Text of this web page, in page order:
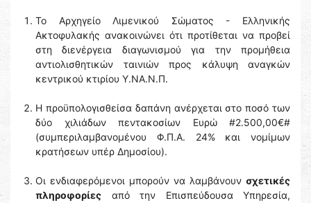
Το Αρχηγείο Λιμενικού Σώματος - Ελληνικής
Ακτοφυλακής ανακοινώνει ότι προτίθεται να προβεί
στη διενέργεια διαγωνισμού για την προμήθεια
αντιολισθητικών ταινιών προς κάλυψη αναγκών
κεντρικού κτιρίου Υ.ΝΑ.Ν.Π.
Η προϋπολογισθείσα δαπάνη ανέρχεται στο ποσό των
δύο χιλιάδων πεντακοσίων Ευρώ #2.500,00€#
(συμπεριλαμβανομένου Φ.Π.Α. 24% και νομίμων
κρατήσεων υπέρ Δημοσίου).
Οι ενδιαφερόμενοι μπορούν να λαμβάνουν σχετικές
πληροφορίες από την Επισπεύδουσα Υπηρεσία,